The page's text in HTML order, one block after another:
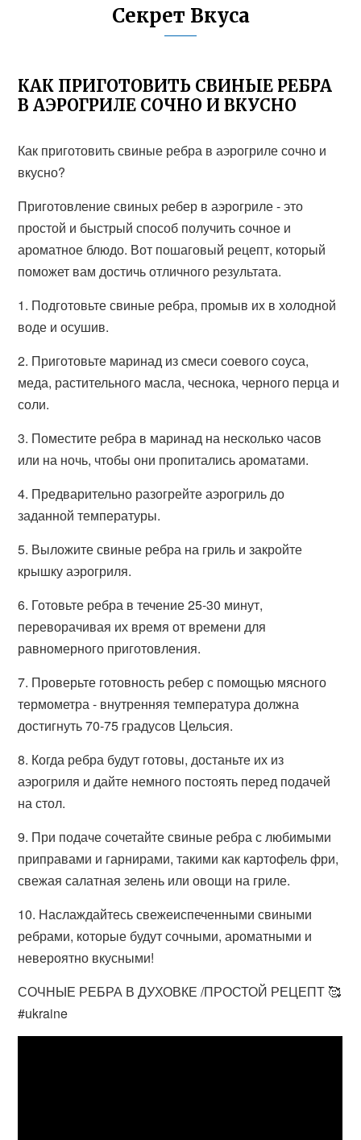
Секрет Вкуса
КАК ПРИГОТОВИТЬ СВИНЫЕ РЕБРА
В АЭРОГРИЛЕ СОЧНО И ВКУСНО
Как приготовить свиные ребра в аэрогриле сочно и
вкусно?
Приготовление свиных ребер в аэрогриле - это
простой и быстрый способ получить сочное и
ароматное блюдо. Вот пошаговый рецепт, который
поможет вам достичь отличного результата.
1. Подготовьте свиные ребра, промыв их в холодной
воде и осушив.
2. Приготовьте маринад из смеси соевого соуса,
меда, растительного масла, чеснока, черного перца и
соли.
3. Поместите ребра в маринад на несколько часов
или на ночь, чтобы они пропитались ароматами.
4. Предварительно разогрейте аэрогриль до
заданной температуры.
5. Выложите свиные ребра на гриль и закройте
крышку аэрогриля.
6. Готовьте ребра в течение 25-30 минут,
переворачивая их время от времени для
равномерного приготовления.
7. Проверьте готовность ребер с помощью мясного
термометра - внутренняя температура должна
достигнуть 70-75 градусов Цельсия.
8. Когда ребра будут готовы, достаньте их из
аэрогриля и дайте немного постоять перед подачей
на стол.
9. При подаче сочетайте свиные ребра с любимыми
приправами и гарнирами, такими как картофель фри,
свежая салатная зелень или овощи на гриле.
10. Наслаждайтесь свежеиспеченными свиными
ребрами, которые будут сочными, ароматными и
невероятно вкусными!
СОЧНЫЕ РЕБРА В ДУХОВКЕ /ПРОСТОЙ РЕЦЕПТ 🥰
#ukraine